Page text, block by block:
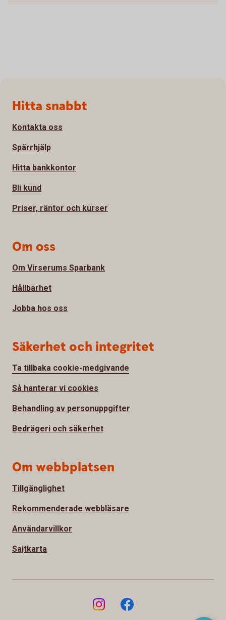
Sidfot
Hitta snabbt
Kontakta oss
Spärrhjälp
Hitta bankkontor
Bli kund
Priser, räntor och kurser
Om oss
Om Virserums Sparbank
Hållbarhet
Jobba hos oss
Säkerhet och integritet
Ta tillbaka cookie-medgivande
Så hanterar vi cookies
Behandling av personuppgifter
Bedrägeri och säkerhet
Om webbplatsen
Tillgänglighet
Rekommenderade webbläsare
Användarvillkor
Sajtkarta